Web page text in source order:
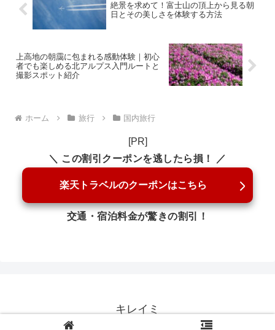
絶景を求めて！富士山の頂上から見る朝
日とその美しさを体験する方法
上高地の朝靄に包まれる感動体験｜初心
者でも楽しめる北アルプス入門ルートと
撮影スポット紹介
ホーム 旅行 国内旅行
[PR]
＼ この割引クーポンを逃したら損！ ／
楽天トラベルのクーポンはこちら
交通・宿泊料金が驚きの割引！
キレイミ